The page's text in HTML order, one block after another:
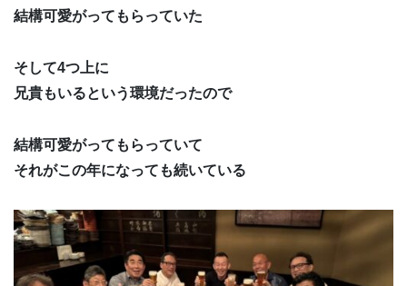
結構可愛がってもらっていた
そして4つ上に
兄貴もいるという環境だったので
結構可愛がってもらっていて
それがこの年になっても続いている